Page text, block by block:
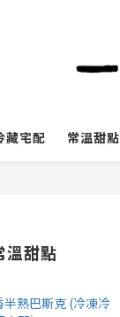
藏宅配 常溫甜點
溫甜點